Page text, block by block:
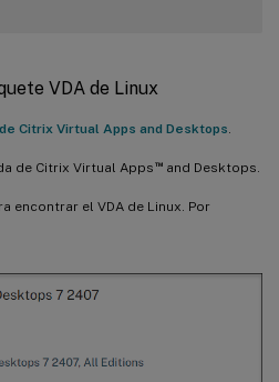
VDA de Linux
Citrix Virtual Apps and Desktops
de Citrix Virtual Apps ™and Desktops.
encontrar el VDA de Linux. Por